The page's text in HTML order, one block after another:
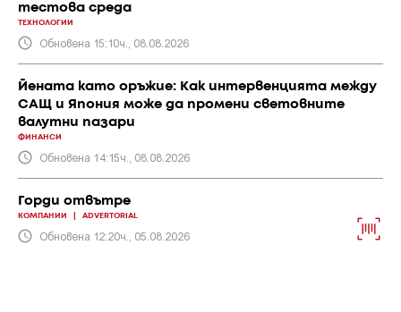
тестова среда
ТЕХНОЛОГИИ
Обновена 15:10ч., 08.08.2026
Йената като оръжие: Как интервенцията между
САЩ и Япония може да промени световните
валутни пазари
ФИНАНСИ
Обновена 14:15ч., 08.08.2026
Горди отвътре
КОМПАНИИ ADVERTORIAL
Обновена 12:20ч., 05.08.2026